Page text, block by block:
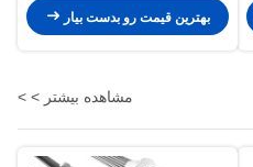
بهترین قیمت رو بدست بیار
مشاهده بیشتر > >